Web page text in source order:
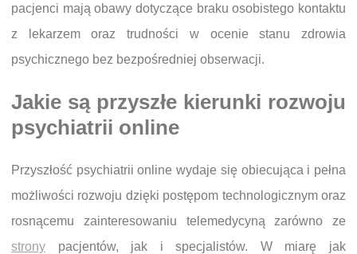
pacjenci mają obawy dotyczące braku osobistego kontaktu
z lekarzem oraz trudności w ocenie stanu zdrowia
psychicznego bez bezpośredniej obserwacji.
Jakie są przyszłe kierunki rozwoju
psychiatrii online
Przyszłość psychiatrii online wydaje się obiecująca i pełna
możliwości rozwoju dzięki postępom technologicznym oraz
rosnącemu zainteresowaniu telemedycyną zarówno ze
strony pacjentów, jak i specjalistów. W miarę jak